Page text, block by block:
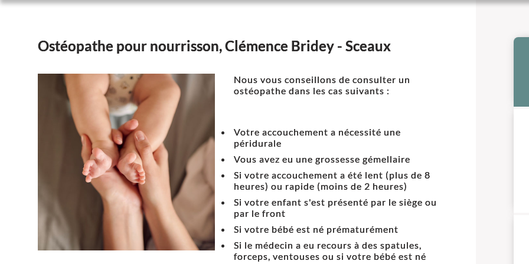
Ostéopathe pour nourrisson, Clémence Bridey - Sceaux
Nous vous conseillons de consulter un
ostéopathe dans les cas suivants :
Votre accouchement a nécessité une
péridurale
Vous avez eu une grossesse gémellaire
Si votre accouchement a été lent (plus de 8
heures) ou rapide (moins de 2 heures)
Si votre enfant s'est présenté par le siège ou
par le front
Si votre bébé est né prématurément
Si le médecin a eu recours à des spatules,
forceps, ventouses ou si votre bébé est né